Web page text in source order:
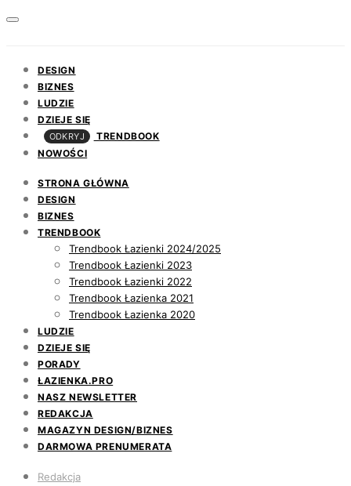
DESIGN
BIZNES
LUDZIE
DZIEJE SIĘ
ODKRYJ
TRENDBOOK
NOWOŚCI
STRONA GŁÓWNA
DESIGN
BIZNES
TRENDBOOK
Trendbook Łazienki 2024/2025
Trendbook Łazienki 2023
Trendbook Łazienki 2022
Trendbook Łazienka 2021
Trendbook Łazienka 2020
LUDZIE
DZIEJE SIĘ
PORADY
ŁAZIENKA.PRO
NASZ NEWSLETTER
REDAKCJA
MAGAZYN DESIGN/BIZNES
DARMOWA PRENUMERATA
Redakcja